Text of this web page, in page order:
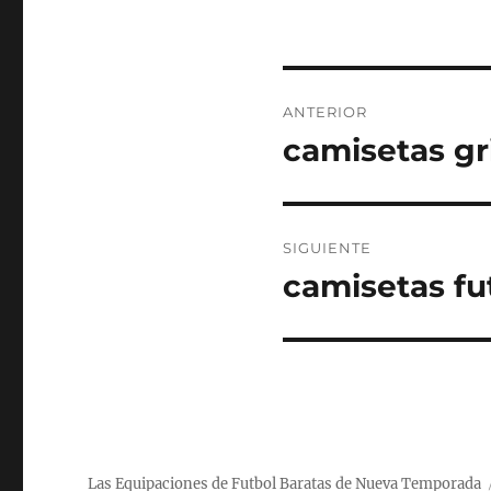
de
ANTERIOR
Entrada
camisetas
SIGUIENTE
Entrada
camisetas
Las Equipaciones de Futbol Baratas de Nueva Temporada